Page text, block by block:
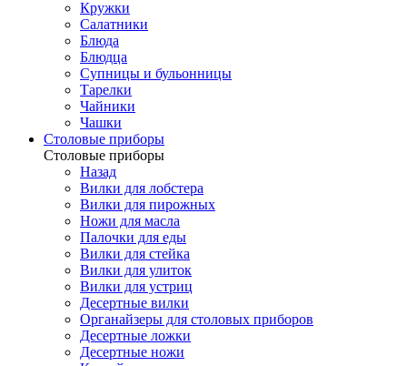
Кружки
Салатники
Блюда
Блюдца
Супницы и бульонницы
Тарелки
Чайники
Чашки
Cтоловые приборы
Cтоловые приборы
Назад
Вилки для лобстера
Вилки для пирожных
Ножи для масла
Палочки для еды
Вилки для стейка
Вилки для улиток
Вилки для устриц
Десертные вилки
Органайзеры для столовых приборов
Десертные ложки
Десертные ножи